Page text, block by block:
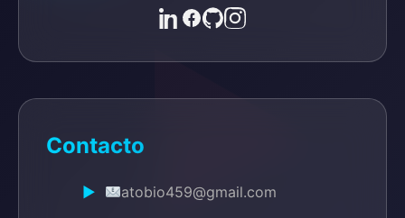
Contacto
atobio459@gmail.com